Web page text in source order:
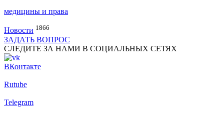
медицины и права
Новости 1866
ЗАДАТЬ ВОПРОС
СЛЕДИТЕ ЗА НАМИ В СОЦИАЛЬНЫХ СЕТЯХ
ВКонтакте
Rutube
Telegram